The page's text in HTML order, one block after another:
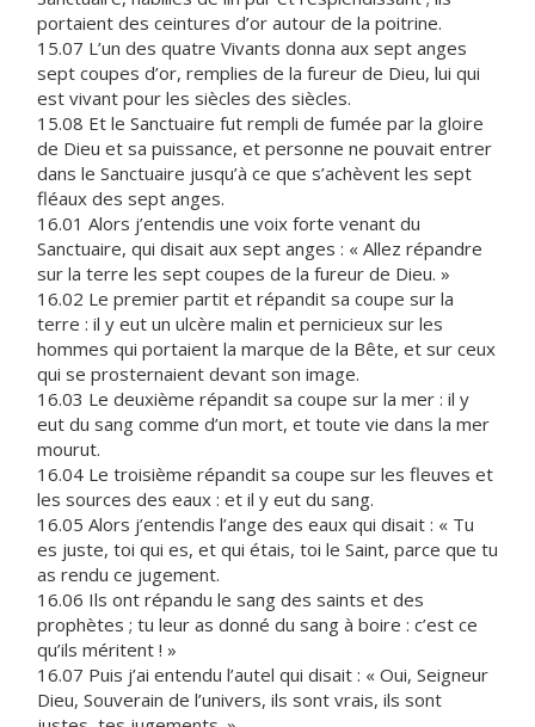
portaient des ceintures d’or autour de la poitrine.
15.07 L’un des quatre Vivants donna aux sept anges
sept coupes d’or, remplies de la fureur de Dieu, lui qui
est vivant pour les siècles des siècles.
15.08 Et le Sanctuaire fut rempli de fumée par la gloire
de Dieu et sa puissance, et personne ne pouvait entrer
dans le Sanctuaire jusqu’à ce que s’achèvent les sept
fléaux des sept anges.
16.01 Alors j’entendis une voix forte venant du
Sanctuaire, qui disait aux sept anges : « Allez répandre
sur la terre les sept coupes de la fureur de Dieu. »
16.02 Le premier partit et répandit sa coupe sur la
terre : il y eut un ulcère malin et pernicieux sur les
hommes qui portaient la marque de la Bête, et sur ceux
qui se prosternaient devant son image.
16.03 Le deuxième répandit sa coupe sur la mer : il y
eut du sang comme d’un mort, et toute vie dans la mer
mourut.
16.04 Le troisième répandit sa coupe sur les fleuves et
les sources des eaux : et il y eut du sang.
16.05 Alors j’entendis l’ange des eaux qui disait : « Tu
es juste, toi qui es, et qui étais, toi le Saint, parce que tu
as rendu ce jugement.
16.06 Ils ont répandu le sang des saints et des
prophètes ; tu leur as donné du sang à boire : c’est ce
qu’ils méritent ! »
16.07 Puis j’ai entendu l’autel qui disait : « Oui, Seigneur
Dieu, Souverain de l’univers, ils sont vrais, ils sont